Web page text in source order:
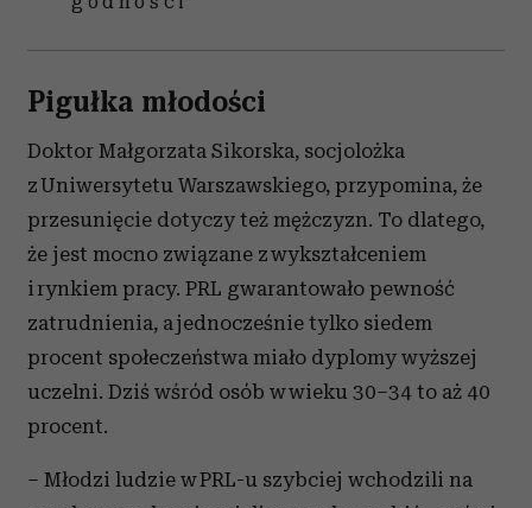
Pigułka młodości
Doktor Małgorzata Sikorska, socjolożka
z Uniwersytetu Warszawskiego, przypomina, że
przesunięcie dotyczy też mężczyzn. To dlatego,
że jest mocno związane z wykształceniem
i rynkiem pracy. PRL gwarantowało pewność
zatrudnienia, a jednocześnie tylko siedem
procent społeczeństwa miało dyplomy wyższej
uczelni. Dziś wśród osób w wieku 30–34 to aż 40
procent.
– Młodzi ludzie w PRL-u szybciej wchodzili na